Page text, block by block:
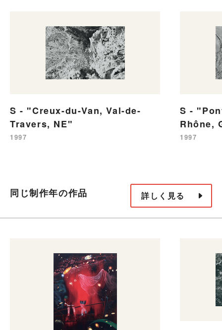
S - "Creux-du-Van, Val-de-
Travers, NE"
1997
S -
Rhône,
1997
同じ制作年の作品 詳しく見る